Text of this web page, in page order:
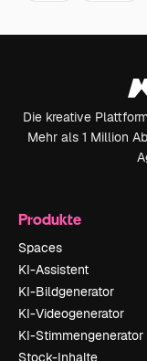
Die kreative
Mehr als 1 Million
Produkte
Spaces
KI-Assistent
KI-Bildgenerator
KI-Videogenerator
KI-Stimmengenerator
Stock-Inhalte